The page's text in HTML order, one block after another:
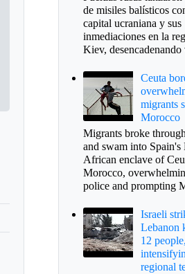
de misiles balísticos
capital ucraniana y sus
inmediaciones en la
Kiev, desencadenando
Ceuta
migrants
Morocco
Migrants broke
and swam into Spain's
African enclave of
Morocco,
police and prompting
Israeli
Lebanon
12 people,
regional